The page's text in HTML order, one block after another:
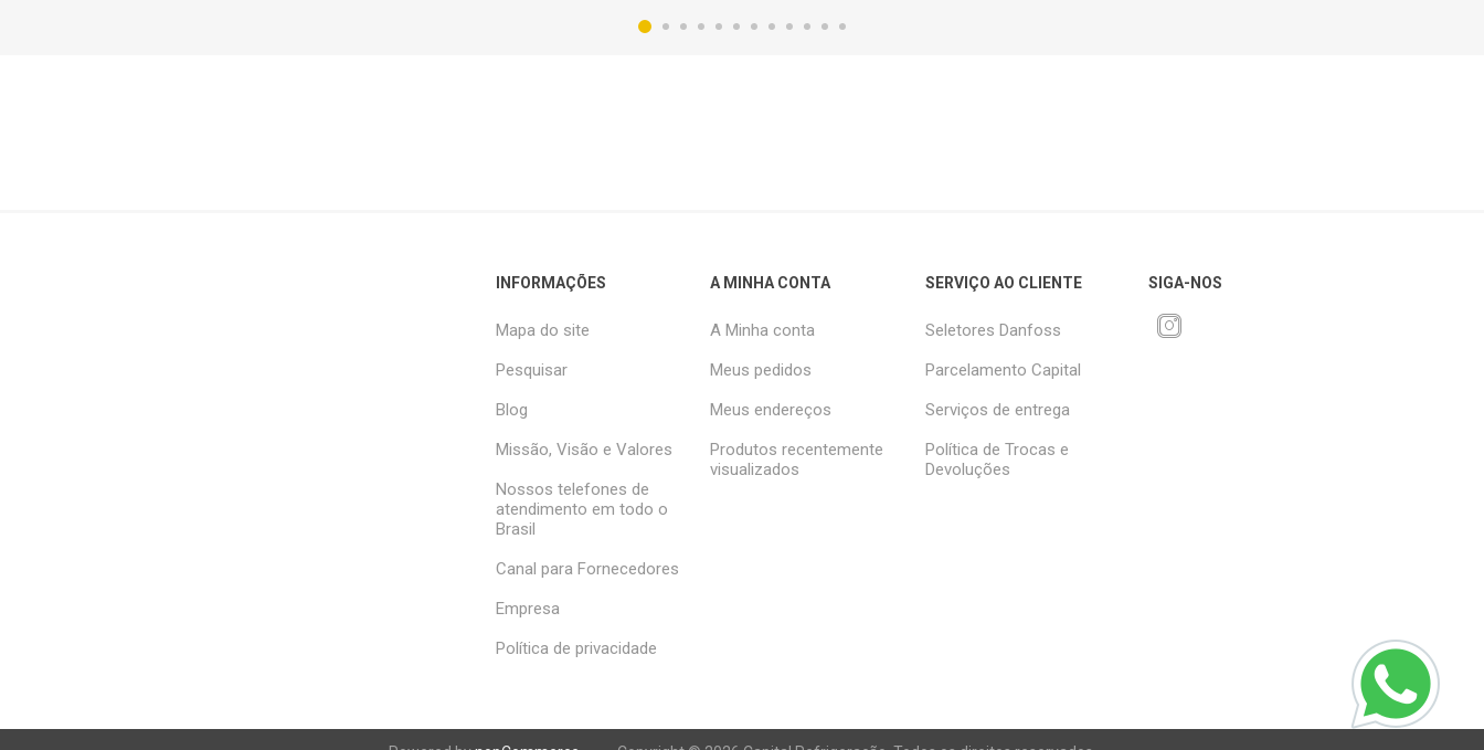
INFORMAÇÕES
Mapa do site
Pesquisar
Blog
Missão, Visão e Valores
Nossos telefones de
atendimento em todo o
Brasil
Canal para Fornecedores
Empresa
Política de privacidade
A MINHA CONTA
A Minha conta
Meus pedidos
Meus endereços
Produtos recentemente
visualizados
SERVIÇO AO CLIENTE
Seletores Danfoss
Parcelamento Capital
Serviços de entrega
Política de Trocas e
Devoluções
SIGA-NOS